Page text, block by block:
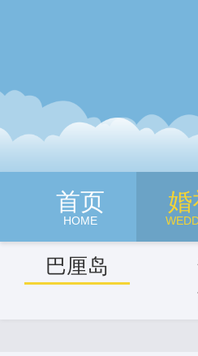
深圳旷世奇缘海外
首页
HOME
婚
巴厘岛